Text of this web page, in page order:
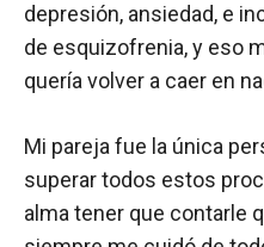
depresión, ansiedad, e
de esquizofrenia, y eso
quería volver a caer en
Mi pareja fue la única
superar todos estos
alma tener que contarle